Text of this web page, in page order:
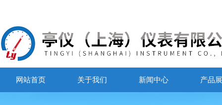
网站首页 关于我们 新闻中心 产品